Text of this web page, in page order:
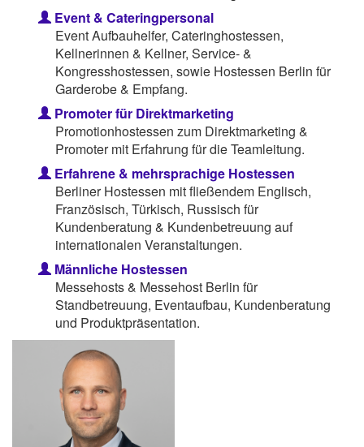
Event & Cateringpersonal
Event Aufbauhelfer, Cateringhostessen,
Kellnerinnen & Kellner, Service- &
Kongresshostessen, sowie Hostessen Berlin für
Garderobe & Empfang.
Promoter für Direktmarketing
Promotionhostessen zum Direktmarketing &
Promoter mit Erfahrung für die Teamleitung.
Erfahrene & mehrsprachige Hostessen
Berliner Hostessen mit fließendem Englisch,
Französisch, Türkisch, Russisch für
Kundenberatung & Kundenbetreuung auf
internationalen Veranstaltungen.
Männliche Hostessen
Messehosts & Messehost Berlin für
Standbetreuung, Eventaufbau, Kundenberatung
und Produktpräsentation.